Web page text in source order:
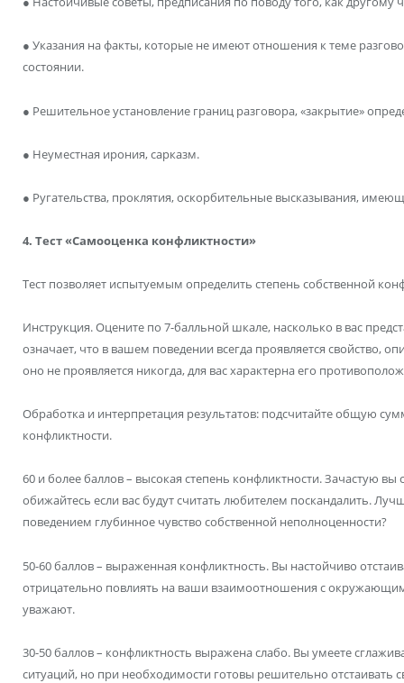
● Указания на факты, которые не имеют отношения к теме
состоянии.
● Решительное установление границ разговора, «закрытие»
● Неуместная ирония, сарказм.
● Ругательства, проклятия, оскорбительные высказывания,
4. Тест «Самооценка конфликтности»
Тест позволяет испытуемым определить степень собственной
Инструкция. Оцените по 7-балльной шкале, насколько в вас
означает, что в вашем поведении всегда проявляется свойство,
оно не проявляется никогда, для вас характерна его
Обработка и интерпретация результатов: подсчитайте общую
конфликтности.
60 и более баллов – высокая степень конфликтности. Зачастую
обижайтесь если вас будут считать любителем поскандалить.
поведением глубинное чувство собственной неполноценности?
50-60 баллов – выраженная конфликтность. Вы настойчиво
отрицательно повлиять на ваши взаимоотношения с
уважают.
30-50 баллов – конфликтность выражена слабо. Вы умеете
ситуаций, но при необходимости готовы решительно отстаивать